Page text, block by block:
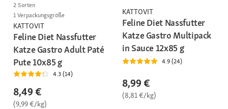
2 Sorten
1 Verpackungsgröße
KATTOVIT
Feline Diet Nassfutter
Katze Gastro Adult Paté
Pute 10x85 g
4.3 (14)
8,49 €
(9,99 €/kg)
KATTOVIT
Feline Diet Nassfutter
Katze Gastro Multipack
in Sauce 12x85 g
4.9 (24)
8,99 €
(8,81 €/kg)